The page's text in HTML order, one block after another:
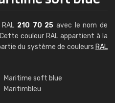
210 70 25 avec le nom de
couleur RAL appartient à la
du système de couleurs RAL
Maritime soft blue
Maritimbleu